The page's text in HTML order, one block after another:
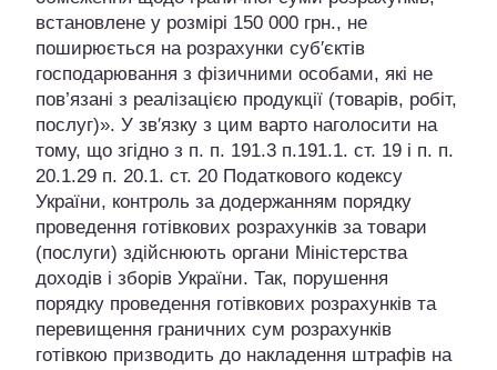
встановлене у розмірі 150 000 грн., не
поширюється на розрахунки суб′єктів
господарювання з фізичними особами, які не
пов’язані з реалізацією продукції (товарів, робіт,
послуг)». У зв′язку з цим варто наголосити на
тому, що згідно з п. п. 191.3 п.191.1. ст. 19 і п. п.
20.1.29 п. 20.1. ст. 20 Податкового кодексу
України, контроль за додержанням порядку
проведення готівкових розрахунків за товари
(послуги) здійснюють органи Міністерства
доходів і зборів України. Так, порушення
порядку проведення готівкових розрахунків та
перевищення граничних сум розрахунків
готівкою призводить до накладення штрафів на